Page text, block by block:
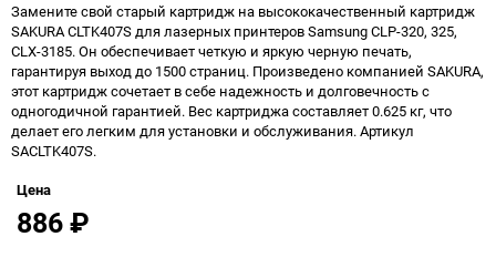
Замените свой старый картридж на высококачественный картридж
SAKURA CLTK407S для лазерных принтеров Samsung CLP-320, 325,
CLX-3185. Он обеспечивает четкую и яркую черную печать,
гарантируя выход до 1500 страниц. Произведено компанией SAKURA,
этот картридж сочетает в себе надежность и долговечность с
одногодичной гарантией. Вес картриджа составляет 0.625 кг, что
делает его легким для установки и обслуживания. Артикул
SACLTK407S.
Цена
886₽